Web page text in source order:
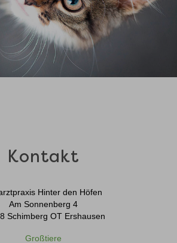
Kontakt
Großtiere
Hinter den Höfen
Am Sonnenberg 4
Schimberg OT Ershausen